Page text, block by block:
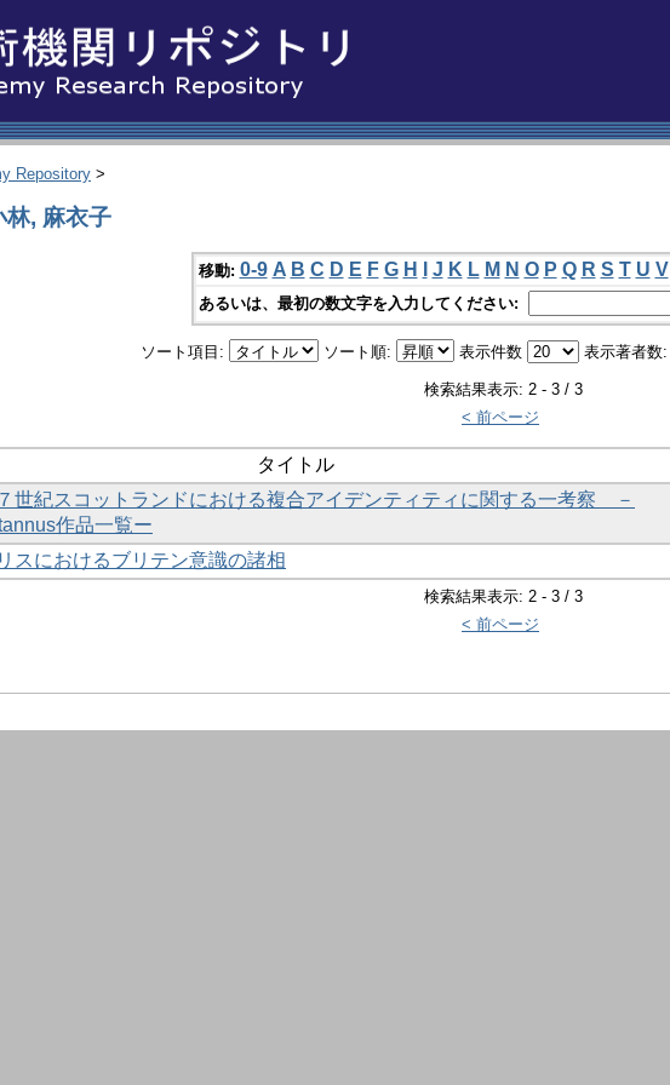
Repository >
林, 麻衣子
移動: 0-9 A B C D E F G H J K L M N O P Q R S T U V
あるいは、最初の数文字を入力してください:
ソート項目: ソート順: 表示件数 表示著者数:
検索結果表示: 2 - 3 / 3
< 前ページ
タイトル
世紀スコットランドにおける複合アイデンティティに関する一考察 －
作品一覧ー
スにおけるブリテン意識の諸相
検索結果表示: 2 - 3 / 3
< 前ページ